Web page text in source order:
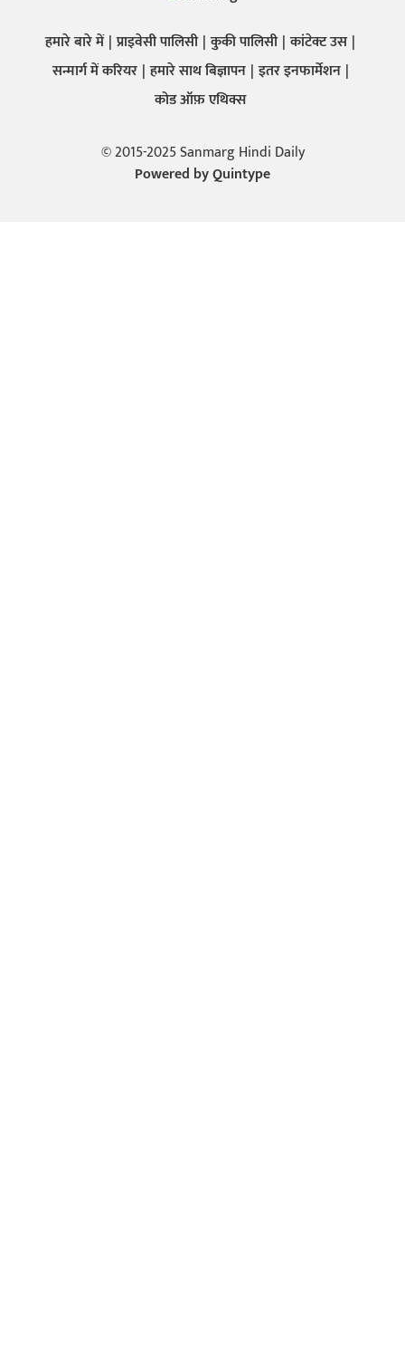
हमारे बारे में प्राइवेसी पालिसी कुकी पालिसी कांटेक्ट उस
सन्मार्ग में करियर हमारे साथ बिज्ञापन इतर इनफार्मेशन
कोड ऑफ़ एथिक्स
© 2015-2025 Sanmarg Hindi Daily
Powered byQuintype